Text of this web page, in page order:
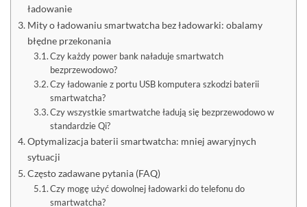
ładowanie
Mity o ładowaniu smartwatcha bez ładowarki: obalamy
błędne przekonania
Czy każdy power bank naładuje smartwatch
bezprzewodowo?
Czy ładowanie z portu USB komputera szkodzi baterii
smartwatcha?
Czy wszystkie smartwatche ładują się bezprzewodowo w
standardzie Qi?
Optymalizacja baterii smartwatcha: mniej awaryjnych
sytuacji
Często zadawane pytania (FAQ)
Czy mogę użyć dowolnej ładowarki do telefonu do
smartwatcha?